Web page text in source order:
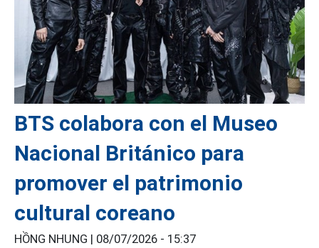
BTS colabora con el Museo
Nacional Británico para
promover el patrimonio
cultural coreano
HỒNG NHUNG | 08/07/2026 - 15:37